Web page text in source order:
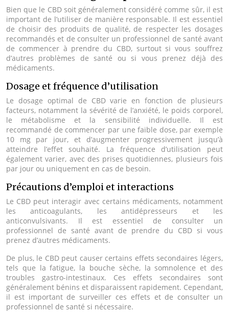
Bien que le CBD soit généralement considéré comme sûr, il est
important de l’utiliser de manière responsable. Il est essentiel
de choisir des produits de qualité, de respecter les dosages
recommandés et de consulter un professionnel de santé avant
de commencer à prendre du CBD, surtout si vous souffrez
d’autres problèmes de santé ou si vous prenez déjà des
médicaments.
Dosage et fréquence d’utilisation
Le dosage optimal de CBD varie en fonction de plusieurs
facteurs, notamment la sévérité de l’anxiété, le poids corporel,
le métabolisme et la sensibilité individuelle. Il est
recommandé de commencer par une faible dose, par exemple
10 mg par jour, et d’augmenter progressivement jusqu’à
atteindre l’effet souhaité. La fréquence d’utilisation peut
également varier, avec des prises quotidiennes, plusieurs fois
par jour ou uniquement en cas de besoin.
Précautions d’emploi et interactions
Le CBD peut interagir avec certains médicaments, notamment
les anticoagulants, les antidépresseurs et les
anticonvulsivants. Il est essentiel de consulter un
professionnel de santé avant de prendre du CBD si vous
prenez d’autres médicaments.
De plus, le CBD peut causer certains effets secondaires légers,
tels que la fatigue, la bouche sèche, la somnolence et des
troubles gastro-intestinaux. Ces effets secondaires sont
généralement bénins et disparaissent rapidement. Cependant,
il est important de surveiller ces effets et de consulter un
professionnel de santé si nécessaire.